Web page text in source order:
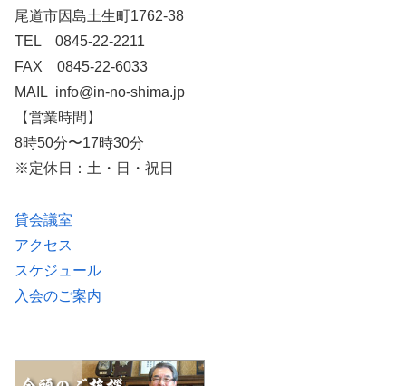
尾道市因島土生町1762-38
TEL 0845-22-2211
FAX 0845-22-6033
MAIL info@in-no-shima.jp
【営業時間】
8時50分〜17時30分
※定休日：土・日・祝日
貸会議室
アクセス
スケジュール
入会のご案内